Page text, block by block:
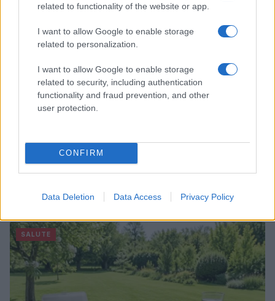
related to functionality of the website or app.
I want to allow Google to enable storage
related to personalization.
I want to allow Google to enable storage
related to security, including authentication
functionality and fraud prevention, and other
user protection.
CONFIRM
Data Deletion Data Access Privacy Policy
PEOPLE
blindato nel Regno Unito
SALUTE